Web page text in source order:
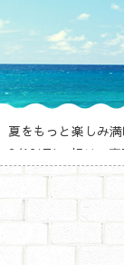
8/12(月)・祝は、
夏をもっと楽しみ